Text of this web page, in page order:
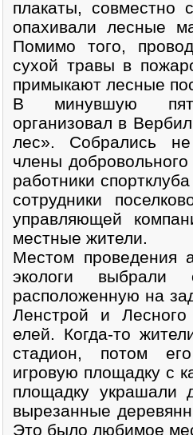
плакаты, совместно
опахивали лесные
Помимо того,
сухой травы в
примыкают лесные
В минувшую
организовал в
лес». Собрались
члены
работники
сотрудники
управляющей
местные жители.
Местом проведения
экологи выбрали
расположенную на
Ленстрой и
елей. Когда-то
стадион, потом
игровую площадку с
площадку украшали
вырезанные
Это было любимое